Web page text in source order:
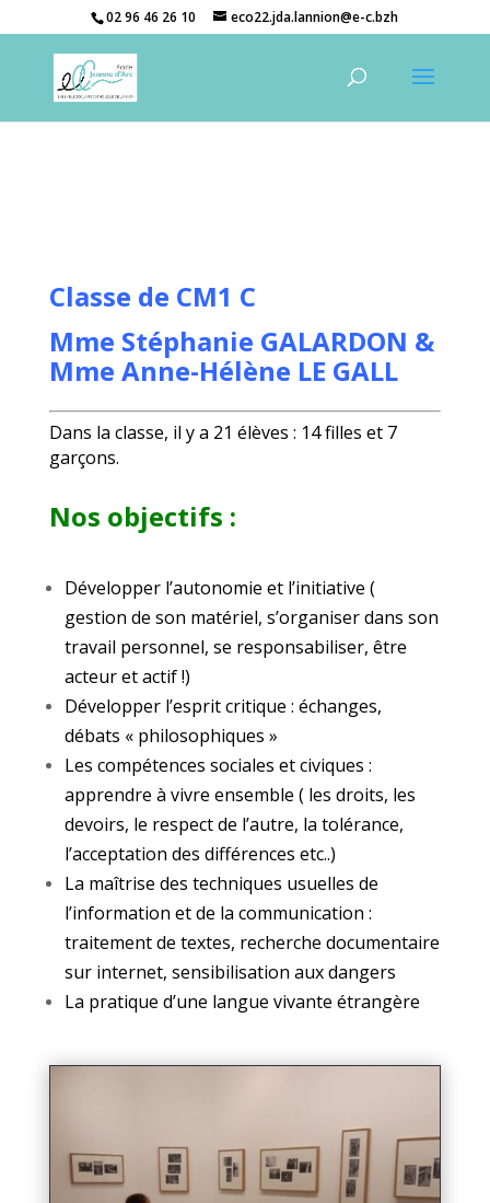
02 96 46 26 10 eco22.jda.lannion@e-c.bzh
Classe de CM1 C
Mme Stéphanie GALARDON &
Mme Anne-Hélène LE GALL
Dans la classe, il y a 21 élèves : 14 filles et 7
garçons.
Nos objectifs :
Développer l’autonomie et l’initiative (
gestion de son matériel, s’organiser dans son
travail personnel, se responsabiliser, être
acteur et actif !)
Développer l’esprit critique : échanges,
débats « philosophiques »
Les compétences sociales et civiques :
apprendre à vivre ensemble ( les droits, les
devoirs, le respect de l’autre, la tolérance,
l’acceptation des différences etc..)
La maîtrise des techniques usuelles de
l’information et de la communication :
traitement de textes, recherche documentaire
sur internet, sensibilisation aux dangers
La pratique d’une langue vivante étrangère